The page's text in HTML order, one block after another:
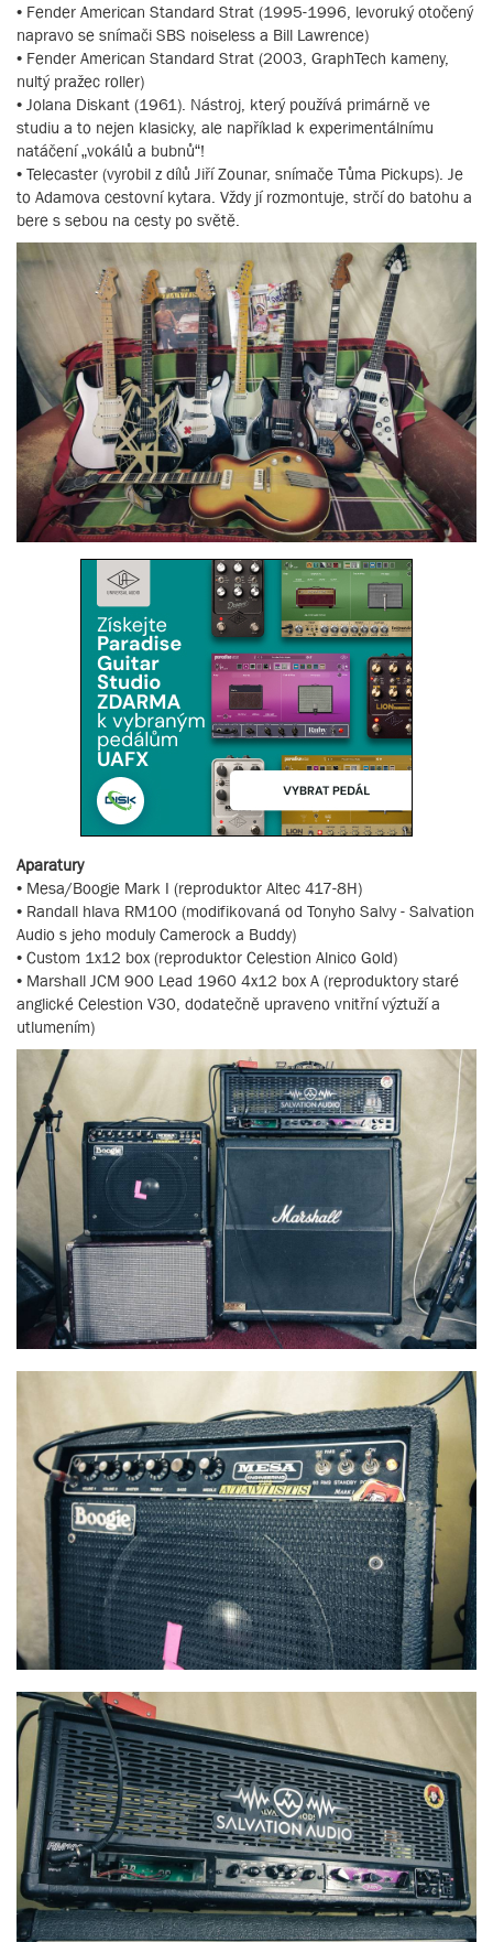
• Fender American Standard Strat (1995-1996, levoruký otočený
napravo se snímači SBS noiseless a Bill Lawrence)
• Fender American Standard Strat (2003, GraphTech kameny,
nultý pražec roller)
• Jolana Diskant (1961). Nástroj, který používá primárně ve
studiu a to nejen klasicky, ale například k experimentálnímu
natáčení „vokálů a bubnů“!
• Telecaster (vyrobil z dílů Jiří Zounar, snímače Tůma Pickups). Je
to Adamova cestovní kytara. Vždy jí rozmontuje, strčí do batohu a
bere s sebou na cesty po světě.
Aparatury
• Mesa/Boogie Mark I (reproduktor Altec 417-8H)
• Randall hlava RM100 (modifikovaná od Tonyho Salvy - Salvation
Audio s jeho moduly Camerock a Buddy)
• Custom 1x12 box (reproduktor Celestion Alnico Gold)
• Marshall JCM 900 Lead 1960 4x12 box A (reproduktory staré
anglické Celestion V30, dodatečně upraveno vnitřní výztuží a
utlumením)